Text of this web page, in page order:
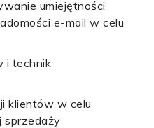
umiejętności
e-mail w celu
i technik
klientów w celu
sprzedaży